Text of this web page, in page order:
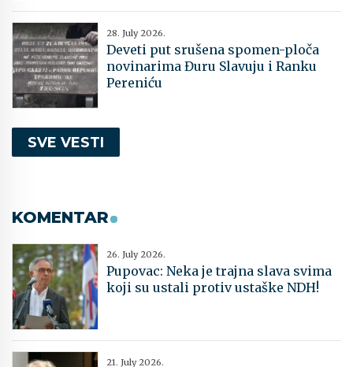
28. July 2026.
Deveti put srušena spomen-ploča
novinarima Đuru Slavuju i Ranku
Pereniću
SVE VESTI
KOMENTAR
26. July 2026.
Pupovac: Neka je trajna slava svima
koji su ustali protiv ustaške NDH!
21. July 2026.